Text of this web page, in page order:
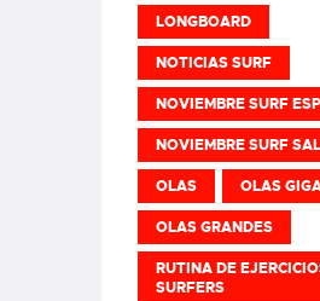
LONGBOARD
NOTICIAS SURF
NOVIEMBRE SURF
NOVIEMBRE SURF
OLAS OLAS
OLAS GRANDES
RUTINA DE
SURFERS